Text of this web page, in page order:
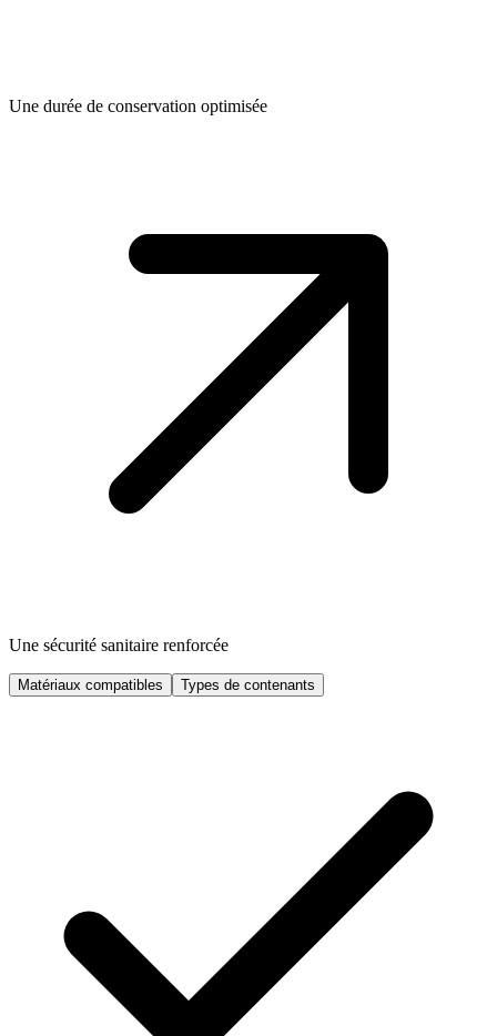
Une durée de conservation optimisée
Une sécurité sanitaire renforcée
Matériaux compatibles Types de contenants